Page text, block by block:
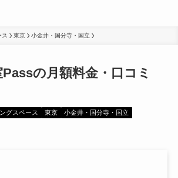
東京 小金井・国分寺・国立
Passの月額料金・口コミ
グスペース 東京 小金井・国分寺・国立